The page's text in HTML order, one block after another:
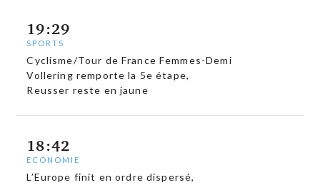
19:29
SPORTS
Cyclisme/Tour de France Femmes-Demi
Vollering remporte la 5e étape,
Reusser reste en jaune
18:42
ECONOMIE
L’Europe finit en ordre dispersé,